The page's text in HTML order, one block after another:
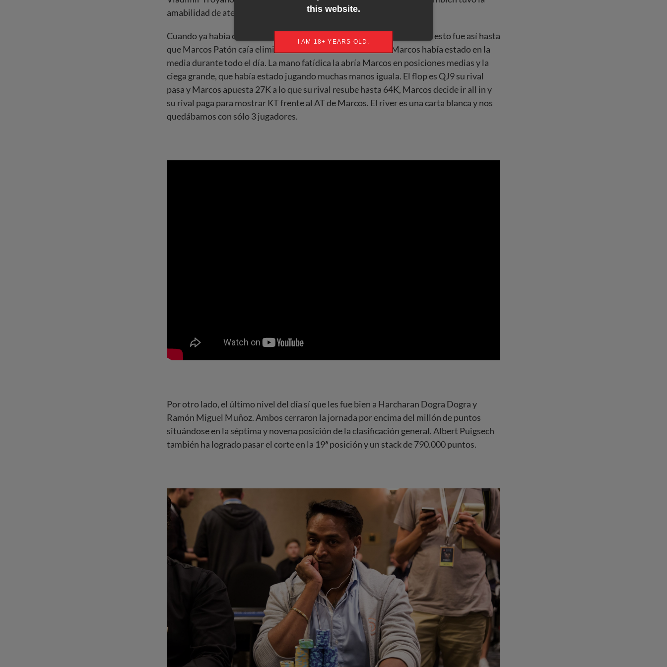
amabilidad de atendernos) o Sam Greenwood.
Cuando ya había caído Leo nos quedamos con 4 jugadores españoles y esto fue así hasta
que Marcos Patón caía eliminado en el último nivel del día. Marcos había estado en la
media durante todo el día. La mano fatídica la abría Marcos en posiciones medias y la
ciega grande, que había estado jugando muchas manos iguala. El flop es QJ9 su rival
pasa y Marcos apuesta 27K a lo que su rival resube hasta 64K, Marcos decide ir all in y
su rival paga para mostrar KT frente al AT de Marcos. El river es una carta blanca y nos
quedábamos con sólo 3 jugadores.
Por otro lado, el último nivel del día sí que les fue bien a Harcharan Dogra Dogra y
Ramón Miguel Muñoz. Ambos cerraron la jornada por encima del millón de puntos
situándose en la séptima y novena posición de la clasificación general. Albert Puigsech
también ha logrado pasar el corte en la 19ª posición y un stack de 790.000 puntos.
this website.
I AM 18+ YEARS OLD.